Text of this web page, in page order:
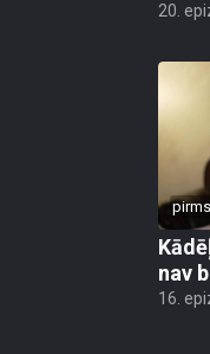
20.
nav
16.